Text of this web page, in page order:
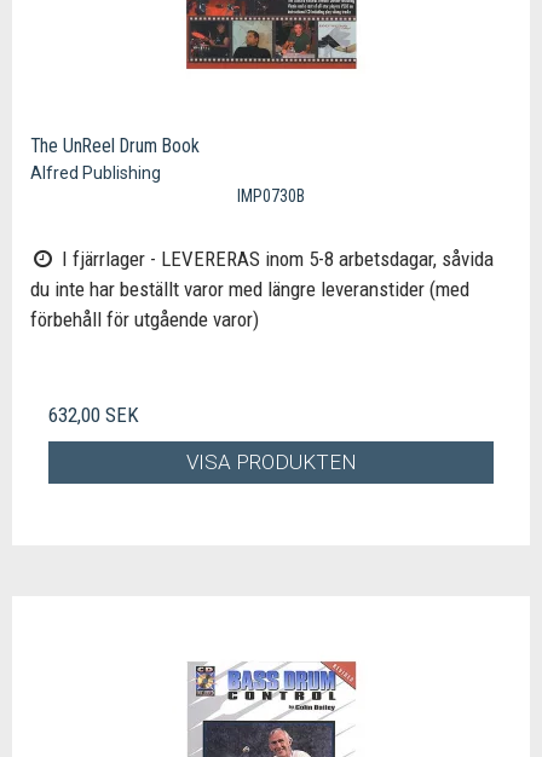
The UnReel Drum Book
Alfred Publishing
IMP0730B
I fjärrlager - LEVERERAS inom 5-8 arbetsdagar, såvida
du inte har beställt varor med längre leveranstider (med
förbehåll för utgående varor)
632,00 SEK
VISA PRODUKTEN